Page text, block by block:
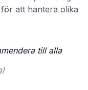
att hantera olika
till alla